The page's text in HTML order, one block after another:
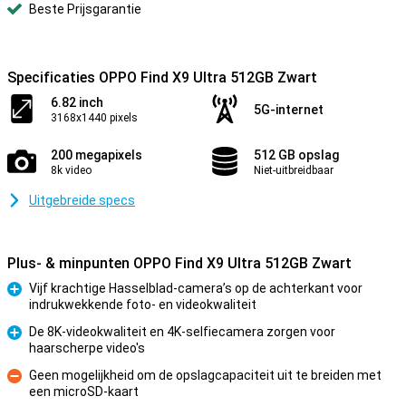
Beste Prijsgarantie
Specificaties OPPO Find X9 Ultra 512GB Zwart
6.82 inch
3168x1440 pixels
5G-internet
200 megapixels
8k video
512 GB opslag
Niet-uitbreidbaar
Uitgebreide specs
Plus- & minpunten OPPO Find X9 Ultra 512GB Zwart
Pluspunt
Vijf krachtige Hasselblad-camera’s op de achterkant voor
indrukwekkende foto- en videokwaliteit
Pluspunt
De 8K-videokwaliteit en 4K-selfiecamera zorgen voor
haarscherpe video's
Minpunt
Geen mogelijkheid om de opslagcapaciteit uit te breiden met
een microSD-kaart